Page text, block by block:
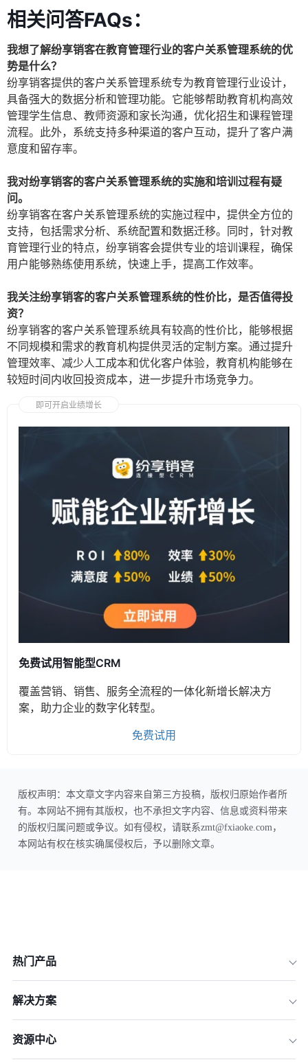
相关问答FAQs：
我想了解纷享销客在教育管理行业的客户关系管理系统的优
势是什么？
纷享销客提供的客户关系管理系统专为教育管理行业设计，
具备强大的数据分析和管理功能。它能够帮助教育机构高效
管理学生信息、教师资源和家长沟通，优化招生和课程管理
流程。此外，系统支持多种渠道的客户互动，提升了客户满
意度和留存率。
我对纷享销客的客户关系管理系统的实施和培训过程有疑
问。
纷享销客在客户关系管理系统的实施过程中，提供全方位的
支持，包括需求分析、系统配置和数据迁移。同时，针对教
育管理行业的特点，纷享销客会提供专业的培训课程，确保
用户能够熟练使用系统，快速上手，提高工作效率。
我关注纷享销客的客户关系管理系统的性价比，是否值得投
资？
纷享销客的客户关系管理系统具有较高的性价比，能够根据
不同规模和需求的教育机构提供灵活的定制方案。通过提升
管理效率、减少人工成本和优化客户体验，教育机构能够在
较短时间内收回投资成本，进一步提升市场竞争力。
即可开启业绩增长
免费试用智能型CRM
覆盖营销、销售、服务全流程的一体化新增长解决方
案，助力企业的数字化转型。
免费试用
版权声明：本文章文字内容来自第三方投稿，版权归原始作者所
有。本网站不拥有其版权，也不承担文字内容、信息或资料带来
的版权归属问题或争议。如有侵权，请联系zmt@fxiaoke.com，
本网站有权在核实确属侵权后，予以删除文章。
热门产品
解决方案
资源中心